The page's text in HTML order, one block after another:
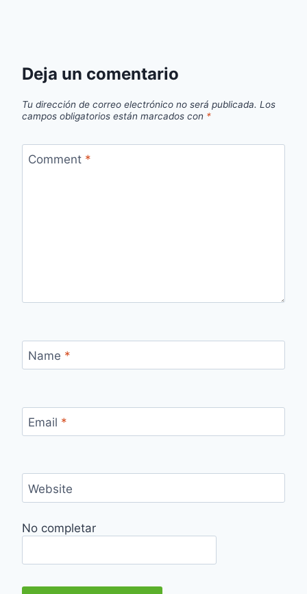
Deja un comentario
Tu dirección de correo electrónico no será publicada. Los
campos obligatorios están marcados con *
Comment *
Name *
Email *
Website
No completar